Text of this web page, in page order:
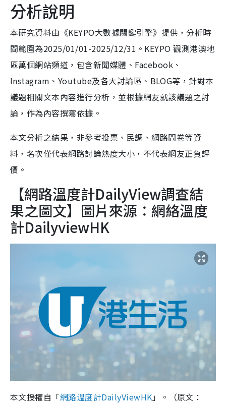
分析說明
本研究資料由《KEYPO大數據關鍵引擎》提供，分析時
間範圍為2025/01/01-2025/12/31。KEYPO 觀測港澳地
區萬個網站頻道，包含新聞媒體、Facebook、
Instagram、Youtube及各大討論區、BLOG等，針對本
議題相關文本內容進行分析，並根據網友就該議題之討
論，作為內容撰寫依據。
本文分析之結果，非參考投票、民調、網路問卷等資
料，名次僅代表網路討論熱度大小，不代表網友正負評
價。
【網路溫度計DailyView調查結
果之圖文】圖片來源：網絡溫度
計DailyviewHK
本文授權自「網路溫度計DailyViewHK」。（原文：